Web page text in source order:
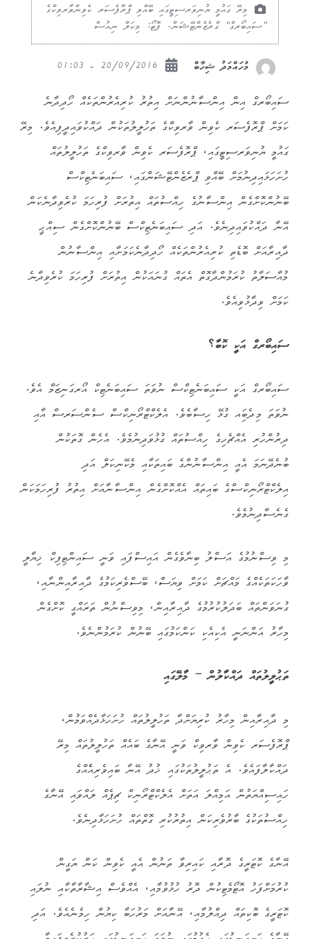
މިރޭ ގައުމީ ޔުނިވަރސިޓީގައި ބޭއްވި ޕްރޮފެސަރ ކެވިންވާރވިކްގެ
"ސައިބޯރގް" ގްރެޒެންޓޭޝަން. ފޮޓޯ: މިކަލް ނިއުސް
މުހައްމަދު ޝިހާބް
ސައިބޯރގް އިން އިންސާނުންނަށް އިތުރު ކުރިއެރުންތަކެއް ހޯދިދާނެ
ކަމަށް ޕްރޮފެސަރ ކެވިން ވާރވިކްގެ ތަހުލީލުތަކުން ދައްކުވައިދީފިއެވެ. މިރޭ
ގައުމީ ޔުނިވަރސިޓީގައި، ޕްރޮފެސަރ ކެވިން ވާރވިކްގެ ތަހުލީލުތައް
ހުށަހަޅައިދިނުމަށް ބޭއްވި ޕްރެޒެންޓޭޝަންގައި، ސައިބަނެޓިކްސް
ބޭނުންކޮށްގެން އިންސާނުގެ ހިއްސުތައް އިތުރަށް ފުރިހަމަ ކުރެވިދާނެކަން
އޭނާ ދައްކުވައިދިނެވެ. އަދި ސައިބަނެޓިކްސް ބޭނުންކޮށްގެން ސިއްޙީ
ދާއިރާއަށް ބޮޑެތި ކުރިއެރުންތަކެއް ހޯދިދާނެކަމަށާއި އިންސާނުން
މުއާސަލާތު ކުރަމުންދާގޮތް އެތައް ގުނައަކުން އިތުރަށް ފުރިހަމަ ކުރެވިދާނެ
ކަމަށް ވިދާޅުވިއެވެ.
ސައިބޯރގް އަކީ ކޮބާ؟
ސައިބޯރގް އަކީ ސައިބަނެޓިކްސް ނުވަތަ ސައިބަނެޓިކް އޯރގަނިޒަމް އެވެ.
ނުވަތަ މިދެބަިއ ގުޅޭ ހިސާބެވެ. އެލެކްޓްރޯނިކްސް ސެންސަރސް އާއި
ދިރުންހުރި އެއްޗެހިގެ ހިއްސުތައް ގުޅުވަދިނުމެވެ. އެހެން ގޮތަކުން
ބުނެދޭނަމަ އެއީ އިންސާނުންގެ ބައިތަކާއި މެކޭނިކަލް އަދި
އިލެކްޓްރޯނިކްސްގެ ބައިތައް އެއްކޮށްގެން އިންސާނާއަށް އިތުރު ފުރިހަމަކަން
ގެނެސްދިނުމެވެ.
މި ވިސްނުމުގެ އަސްލު ބިނާވެގެން އައިސްފައި ވަނީ ސައިންޓިފިކް ޚިޔާލީ
ވާހަކަތަކެއްގެ މައްޗަށް ކަމަށް ވިޔަސް، ބޭސްވެރިކަމުގެ ދާއިރާއިންނާއި،
ގުނަވަންތައް ބަދަލުކުރުމުގެ ދާއިރާއިން، މިވިސްނުން ތަރައްގީ ކޮށްގެން
މިހާރު އަންނަނީ އެކިއެކި ކަންކަމުގައި ބޭނުން ކުރަމުންނެވެ.
ތަޙުލީލުތައް ދައްކާލުން – މާލޭގައި
މި ދާއިރާއިން މިހާރު ކުރިޔަށްދާ ތަހުލީލުތައް ހުށަހަޅާދެއްވަމުން،
ޕްރޮފެސަރ ކެވިން ވާރވިކް ވަނީ އޭނާގެ ބައެއް ތަހުލީލުތައް މިރޭ
ދައްކާލާފައެވެ. އެ ތަޙުލީލުތަކުގައި ޚުދު އޭނާ ބައިވެރިއެެއްގެ
ހައިސިއްޔަތުން އަމިއްލަ އަތަށް އެލެކްޓްރޯނިކް ޗިޕެއް ލައްވައި އޭނާގެ
ހިއްސުތަކުގެ ބާރުވެރިކަން އިތުރުކުރި ގޮތްތައް ހުށަހަޅާދިނެވެ.
އޭނާގެ ކޮޓަރީގެ ދޮރާއި ކައިރިވާ ތަނުން އެއީ ކެވިން ކަން ޔަގީން
ކުރުމަށްފަހު އޮޓޯމެޓިކުން ދޮރު ހުޅުވުމާއި، އެއްވެސް އިޝާރާތާކާއި ނުލައި
ކޮޓަރީގެ ބޮކިތައް ދިއްލުމާއި، އޭނާއަށް މަރުހަބާ ކިޔުން ހިމެނެއެވެ. އަދި